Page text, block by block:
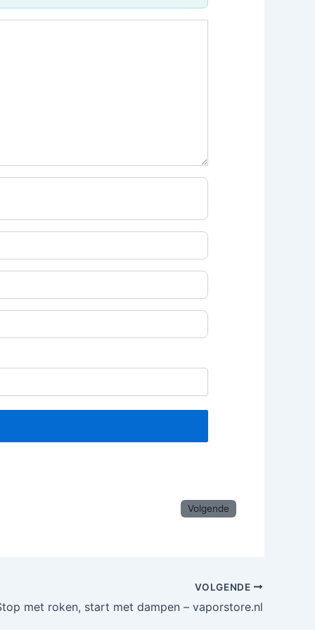
Volgende
VOLGENDE
met roken, start met dampen – vaporstore.nl